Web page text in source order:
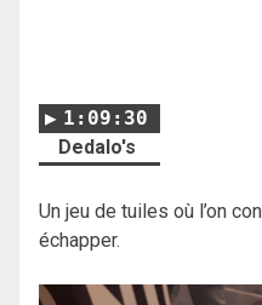
1:09:30
Dedalo's
Un jeu de tuiles où l’on
échapper.